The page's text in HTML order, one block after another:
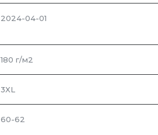
2024-04-01
180 г/м2
3XL
60-62